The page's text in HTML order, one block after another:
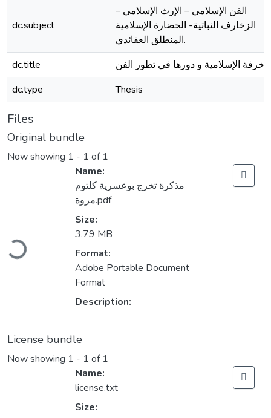
dc.subject
الفن الإسلامي – الإرث الإسلامي –
الزخارف النباتية- الحضارة الإسلامية
.المنطلق العقائدي
dc.title
الإسلامية و دورها في تطور الفن
dc.type
Thesis
Files
Original bundle
Now showing 1 - 1 of 1
Loading...
Name:
مذكرة تخرج بوعسرية كلتوم
مروة.pdf
Size:
3.79 MB
Format:
Adobe Portable Document
Format
Description:
License bundle
Now showing 1 - 1 of 1
Name:
license.txt
Size: